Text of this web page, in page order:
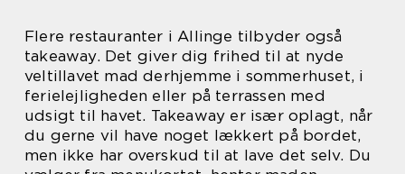
Flere restauranter i Allinge tilbyder også
takeaway. Det giver dig frihed til at nyde
veltillavet mad derhjemme i sommerhuset, i
ferielejligheden eller på terrassen med
udsigt til havet. Takeaway er især oplagt, når
du gerne vil have noget lækkert på bordet,
men ikke har overskud til at lave det selv. Du